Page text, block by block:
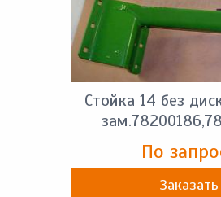
Стойка 14 без
По
Заказать